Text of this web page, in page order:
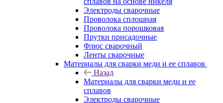
Электроды сварочные
Проволока сплошная
Проволока порошковая
Прутки присадочные
Флюс сварочный
Ленты сварочные
Материалы для сварки меди и ее сплавов
Назад
Материалы для сварки меди и ее
сплавов
Электроды сварочные